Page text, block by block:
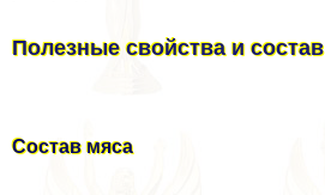
Полезные свойства и
Состав мяса